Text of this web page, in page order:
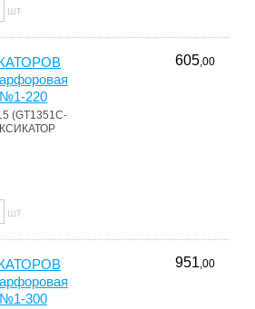
шт
№1-220
(GT1351C-
605,00
шт
№1-300
951,00